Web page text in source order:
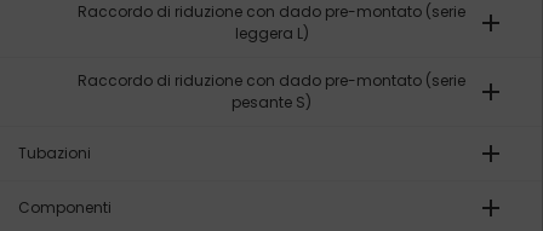
Raccordo di riduzione con dado pre-montato (serie
leggera L)
add
Raccordo di riduzione con dado pre-montato (serie
pesante S)
add
Tubazioni add
Componenti add